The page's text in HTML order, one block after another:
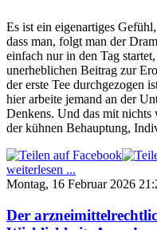
Es ist ein eigenartiges
dass man, folgt man der
einfach nur in den Tag
unerheblichen Beitrag zur
der erste Tee durchgezogen
hier arbeite jemand an der
Denkens. Und das mit nichts
der kühnen Behauptung,
weiterlesen ...
Montag, 16 Februar 2026
Der